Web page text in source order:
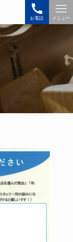
お電話 メニュー